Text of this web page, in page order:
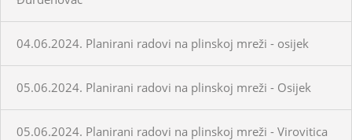
04.06.2024. Planirani radovi na plinskoj mreži - osijek
05.06.2024. Planirani radovi na plinskoj mreži - Osijek
05.06.2024. Planirani radovi na plinskoj mreži - Virovitica